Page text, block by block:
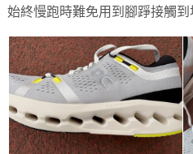
始終慢跑時難免用到腳踭接觸到